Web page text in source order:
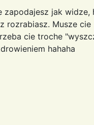
zapodajesz jak
rozrabiasz. Musze
cie troche
hahaha